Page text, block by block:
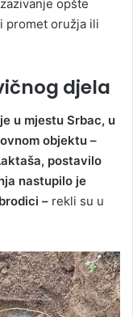
opšte
promet oružja ili
djela
u mjestu Srbac, u
objektu –
postavilo
nastupilo je
– rekli su u